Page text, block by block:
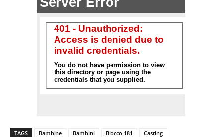
TAGS Bambine Bambini Blocco 181
Casting